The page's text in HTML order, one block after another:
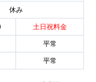
休み
土日祝料金
平常
平常